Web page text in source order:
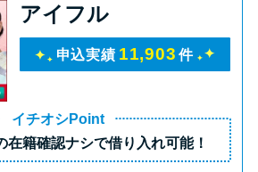
アイフル
申込実績 11,903 件
イチオシPoint
在籍確認ナシで借り入れ可能！